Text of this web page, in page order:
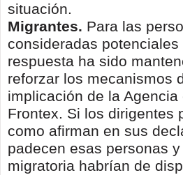
situación.
Migrantes. Para las
consideradas
respuesta ha sido
reforzar los mecanismos
implicación de la
Frontex. Si los dirigentes
como afirman en sus
padecen esas personas
migratoria habrían de